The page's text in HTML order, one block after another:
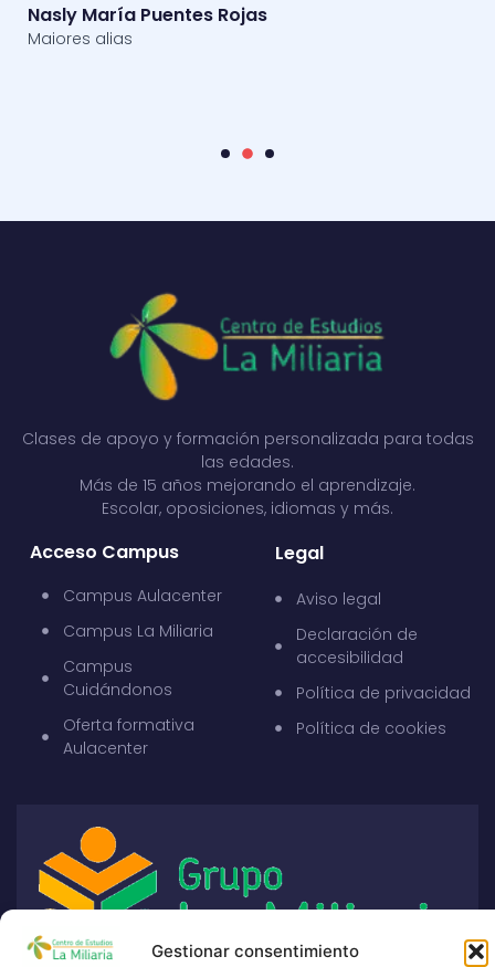
Gestionar consentimiento
Nasly María Puentes Rojas
Maiores alias
Clases de apoyo y formación personalizada para todas
las edades.
Más de 15 años mejorando el aprendizaje.
Escolar, oposiciones, idiomas y más.
Acceso Campus
Campus Aulacenter
Campus La Miliaria
Campus
Cuidándonos
Oferta formativa
Aulacenter
Legal
Aviso legal
Declaración de
accesibilidad
Política de privacidad
Política de cookies